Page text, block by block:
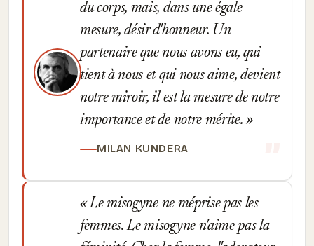
du corps, mais, dans une égale
mesure, désir d'honneur. Un
partenaire que nous avons eu, qui
tient à nous et qui nous aime, devient
notre miroir, il est la mesure de notre
importance et de notre mérite.
MILAN KUNDERA
Le misogyne ne méprise pas les
femmes. Le misogyne n'aime pas la